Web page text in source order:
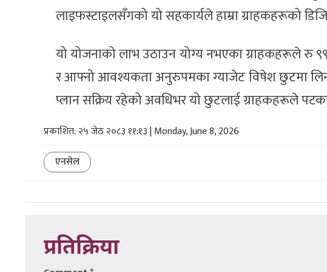
लाइफस्टाइलसँगको यो सहकार्यले हाम्रा ग्राहकहरूको
यो योजनाको लाभ उठाउन योग्य नभएका ग्राहकहरूले रु
र आफ्नो आवश्यकता अनुरुपमका ग्याजेट विषेश छुटमा
प्लान सक्रिय रहेको अवधिभर यो छुटलाई ग्राहकहरूले
प्रकाशित: २५ जेठ २०८३ ११:१३ | Monday, June 8, 2026
एनसेल
प्रतिक्रिया